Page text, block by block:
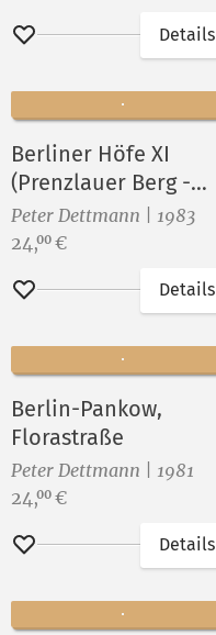
Merken
Details
Berliner Höfe XI
(Prenzlauer Berg -
Gleimkiez)
Peter Dettmann | 1983
Preis:
24,00 €
Merken
Details
Berlin-Pankow,
Florastraße
Peter Dettmann | 1981
Preis:
24,00 €
Merken
Details